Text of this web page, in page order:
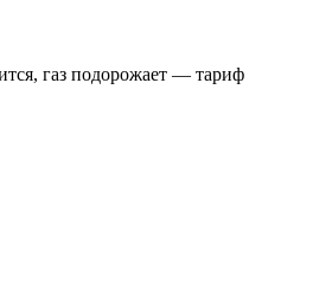
газ подорожает — тариф